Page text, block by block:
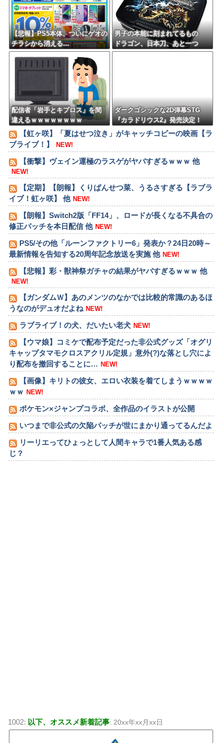
【悲報】PS5本体、ついにゲオの
チラシから消える…
男子の本能に刻まれてるもの
ドラゴン、日本刀、あと一つ
は？
配信者「岩手とキプロス」を間
違えるｗｗｗｗｗｗｗｗ
ダークゴシックな2D弾幕STG
『カラドリウス2』発売決定！
【虹ヶ咲】「夏はせつ泣き」がキャッチコピーの映画【ラ
ブライブ！】
NEW!
【衝撃】ヴェイン運極のラスゲがヤバすぎるｗｗｗ 他
NEW!
【定期】【朗報】くりぱんせつ菜、うるさすぎる【ラブラ
イブ！虹ヶ咲】 他 NEW!
【朗報】Switch2版「FF14」、ロードが長くなる不具合の
修正パッチを本日配信 他 NEW!
PS5/その他「ルーンファクトリー6」発表か？24日20時～
最新情報を告知する20周年記念放送を実施 他 NEW!
【悲報】彩・獣神祭ガチャの結果がヤバすぎるｗｗｗ 他
NEW!
【ガンダムＷ】あのメンツのなかでは比較的常識のあるほ
うなのがデュオだよね NEW!
ラブライブ！の犬、だいたい老犬 NEW!
【ウマ娘】コミケで配布予定だった非公式グッズ「オグリ
キャップタマモクロスアクリル定規」意外(?)な落とし穴によ
り配布を撤回することに… NEW!
【画像】キリトの彼女、エロい衣装を着てしまうｗｗｗｗ
ｗｗ NEW!
ポケモン×ジャンプコラボ、全作品のイラストが公開
いつまで非公式の欠陥パッチが世にまかり通ってるんだよ
リーリエってひょっとして人間キャラで1番人気ある感
じ？
1002: 以下、オススメ新着記事: 20xx年xx月xx日